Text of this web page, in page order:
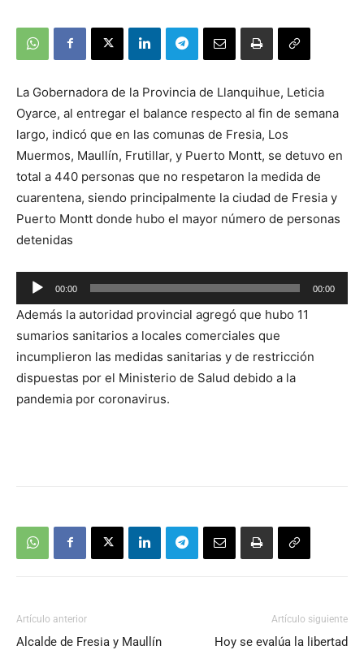
La Gobernadora de la Provincia de Llanquihue, Leticia
Oyarce, al entregar el balance respecto al fin de semana
largo, indicó que en las comunas de Fresia, Los
Muermos, Maullín, Frutillar, y Puerto Montt, se detuvo en
total a 440 personas que no respetaron la medida de
cuarentena, siendo principalmente la ciudad de Fresia y
Puerto Montt donde hubo el mayor número de personas
detenidas
Reproductor
de
audio
00:00 00:00
Además la autoridad provincial agregó que hubo 11
sumarios sanitarios a locales comerciales que
incumplieron las medidas sanitarias y de restricción
dispuestas por el Ministerio de Salud debido a la
pandemia por coronavirus.
Artículo anterior
Alcalde de Fresia y Maullín
Artículo siguiente
Hoy se evalúa la libertad